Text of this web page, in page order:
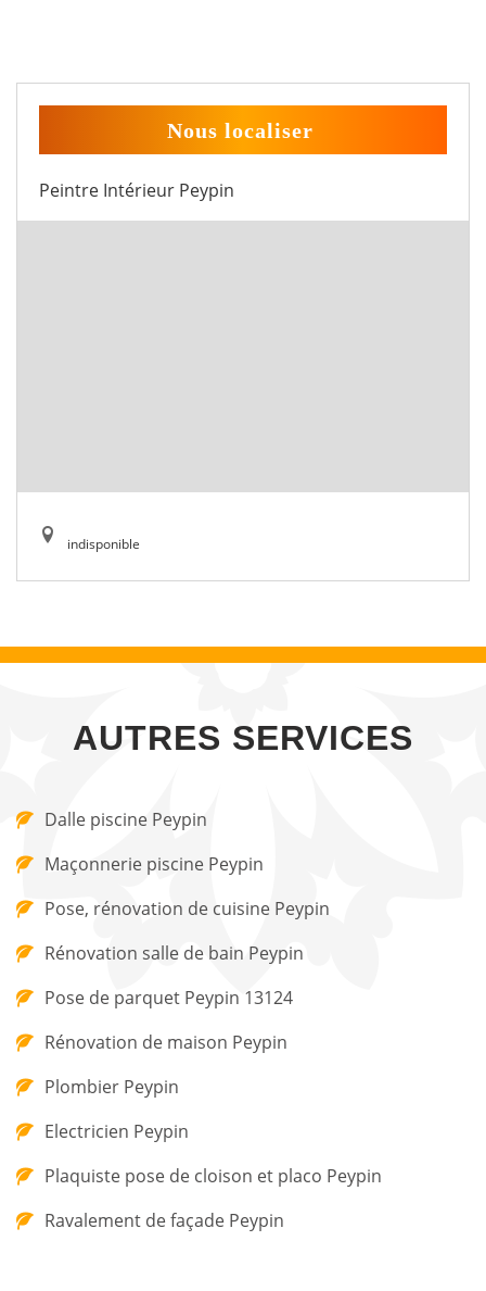
Nous localiser
Peintre Intérieur Peypin
indisponible
AUTRES SERVICES
Dalle piscine Peypin
Maçonnerie piscine Peypin
Pose, rénovation de cuisine Peypin
Rénovation salle de bain Peypin
Pose de parquet Peypin 13124
Rénovation de maison Peypin
Plombier Peypin
Electricien Peypin
Plaquiste pose de cloison et placo Peypin
Ravalement de façade Peypin